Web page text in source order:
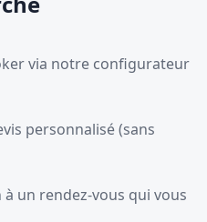
via notre configurateur
personnalisé (sans
un rendez-vous qui vous